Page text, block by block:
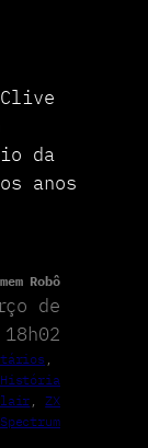
da
anos
Robô
de
História
, ZX
Spectrum